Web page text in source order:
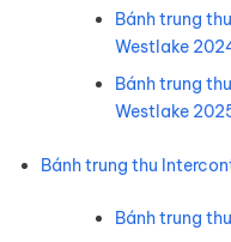
Bánh trung
Westlake
Bánh trung
Westlake
Bánh trung thu
Bánh trung